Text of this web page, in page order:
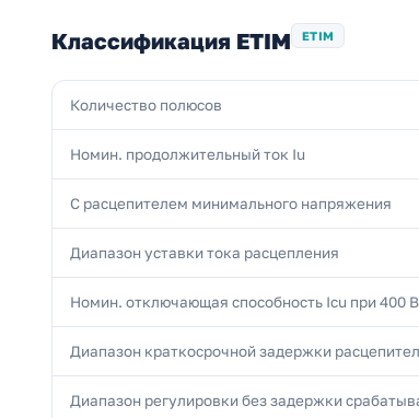
Классификация ETIM ETIM
Количество полюсов
Номин. продолжительный ток Iu
С расцепителем минимального напряжения
Диапазон уставки тока расцепления
Номин. отключающая способность Icu при 400
Диапазон краткосрочной задержки
Диапазон регулировки без задержки